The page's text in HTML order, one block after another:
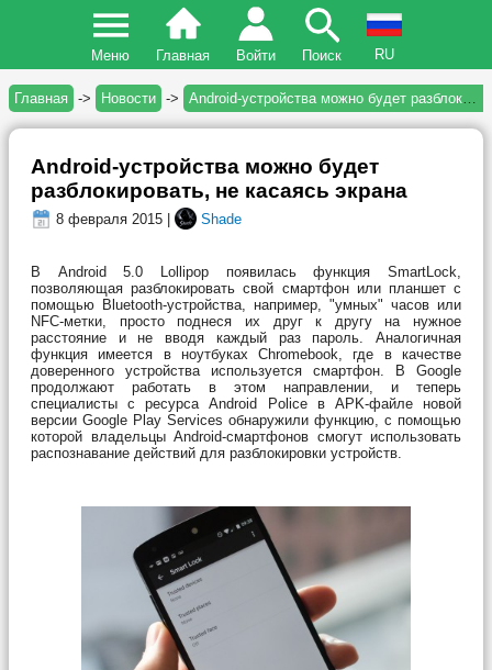
Меню Главная Войти Поиск RU
Главная -> Новости -> Android-устройства можно будет разблокировать, не касаясь экрана
Android-устройства можно будет
разблокировать, не касаясь экрана
8 февраля 2015 | Shade
В Android 5.0 Lollipop появилась функция SmartLock,
позволяющая разблокировать свой смартфон или планшет с
помощью Bluetooth-устройства, например, "умных" часов или
NFC-метки, просто поднеся их друг к другу на нужное
расстояние и не вводя каждый раз пароль. Аналогичная
функция имеется в ноутбуках Chromebook, где в качестве
доверенного устройства используется смартфон. В Google
продолжают работать в этом направлении, и теперь
специалисты с ресурса Android Police в APK-файле новой
версии Google Play Services обнаружили функцию, с помощью
которой владельцы Android-смартфонов смогут использовать
распознавание действий для разблокировки устройств.